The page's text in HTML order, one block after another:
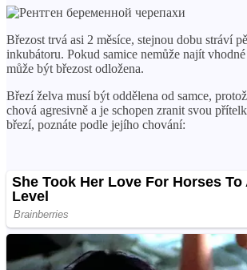
Březost trvá asi 2 měsíce, stejnou dobu stráví
inkubátoru. Pokud samice nemůže najít
může být březost odložena.
Březí želva musí být oddělena od samce,
chová agresivně a je schopen zranit svou
březí, poznáte podle jejího chování: